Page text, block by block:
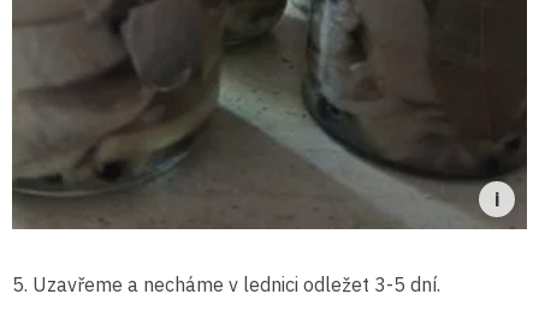
5. Uzavřeme a necháme v lednici odležet 3-5 dní.